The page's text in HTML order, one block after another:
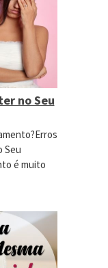
no Seu
Seu
é muito